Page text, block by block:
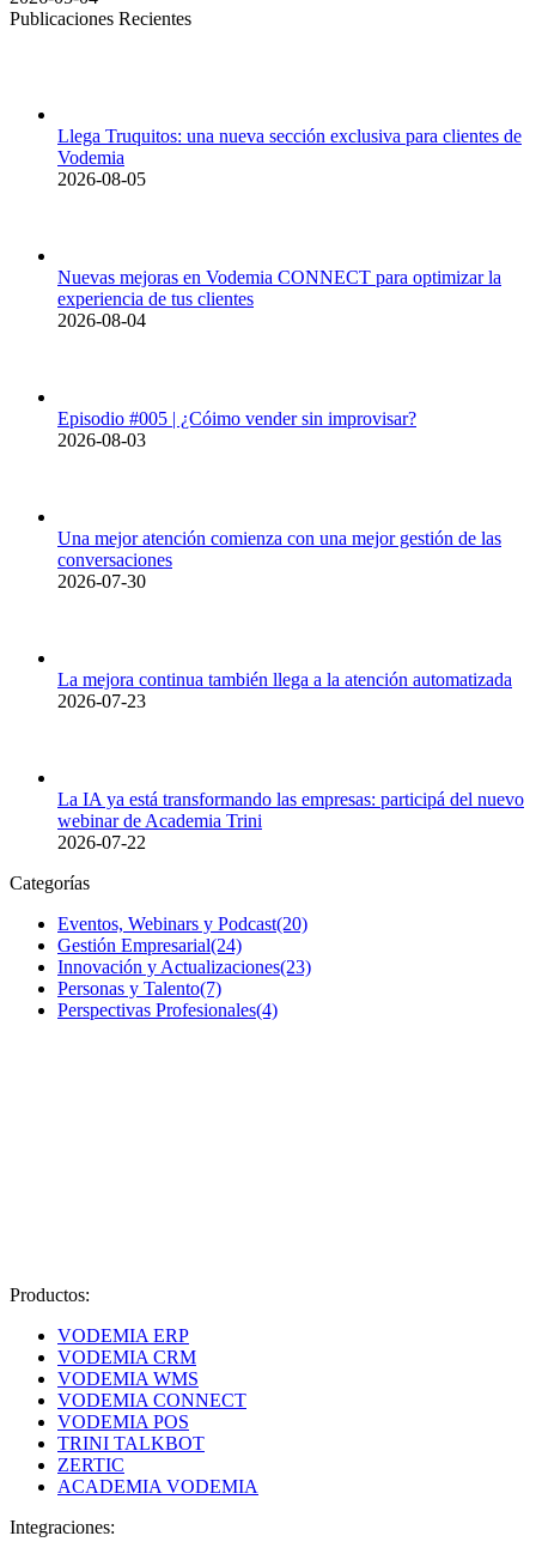
Publicaciones Recientes
Llega Truquitos: una nueva sección exclusiva para clientes de
Vodemia
2026-08-05
Nuevas mejoras en Vodemia CONNECT para optimizar la
experiencia de tus clientes
2026-08-04
Episodio #005 | ¿Cóimo vender sin improvisar?
2026-08-03
Una mejor atención comienza con una mejor gestión de las
conversaciones
2026-07-30
La mejora continua también llega a la atención automatizada
2026-07-23
La IA ya está transformando las empresas: participá del nuevo
webinar de Academia Trini
2026-07-22
Categorías
Eventos, Webinars y Podcast(20)
Gestión Empresarial(24)
Innovación y Actualizaciones(23)
Personas y Talento(7)
Perspectivas Profesionales(4)
Productos:
VODEMIA ERP
VODEMIA CRM
VODEMIA WMS
VODEMIA CONNECT
VODEMIA POS
TRINI TALKBOT
ZERTIC
ACADEMIA VODEMIA
Integraciones: